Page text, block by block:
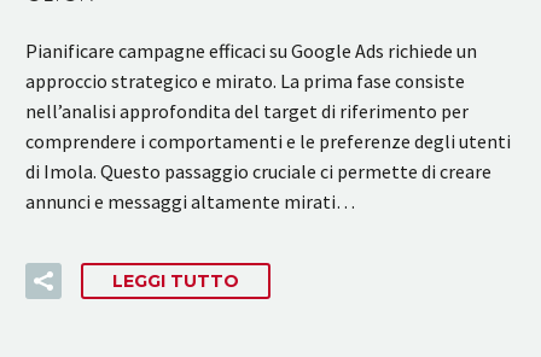
Pianificare campagne efficaci su Google Ads richiede un
approccio strategico e mirato. La prima fase consiste
nell’analisi approfondita del target di riferimento per
comprendere i comportamenti e le preferenze degli utenti
di Imola. Questo passaggio cruciale ci permette di creare
annunci e messaggi altamente mirati…
LEGGI TUTTO